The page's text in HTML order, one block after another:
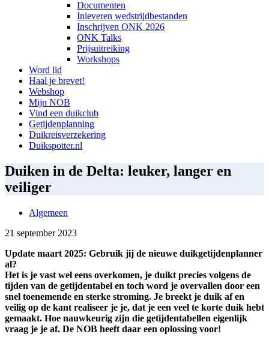
Documenten
Inleveren wedstrijdbestanden
Inschrijven ONK 2026
ONK Talks
Prijsuitreiking
Workshops
Word lid
Haal je brevet!
Webshop
Mijn NOB
Vind een duikclub
Getijdenplanning
Duikreisverzekering
Duikspotter.nl
Duiken in de Delta: leuker, langer en
veiliger
Algemeen
21 september 2023
Update maart 2025: Gebruik jij de nieuwe duikgetijdenplanner
al?
Het is je vast wel eens overkomen, je duikt precies volgens de
tijden van de getijdentabel en toch word je overvallen door een
snel toenemende en sterke stroming. Je breekt je duik af en
veilig op de kant realiseer je je, dat je een veel te korte duik hebt
gemaakt. Hoe nauwkeurig zijn die getijdentabellen eigenlijk
vraag je je af. De NOB heeft daar een oplossing voor!